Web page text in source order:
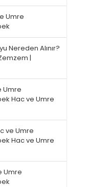
Umre
Nereden Alınır?
|
Umre
Hac ve Umre
ve Umre
Hac ve Umre
Umre